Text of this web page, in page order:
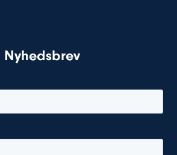
Nyhedsbrev